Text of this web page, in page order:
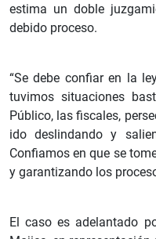
estima un doble
debido proceso.
“Se debe confiar en la
tuvimos situaciones
Público, las fiscales,
ido deslindando y
Confiamos en que se
y garantizando los
El caso es adelantado